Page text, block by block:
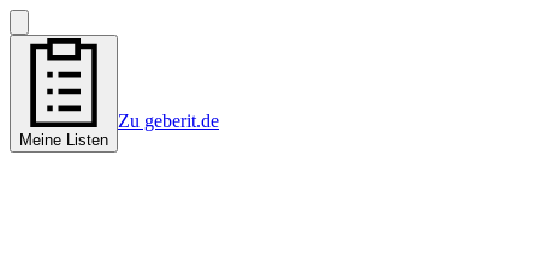
Meine Listen
Zu geberit.de